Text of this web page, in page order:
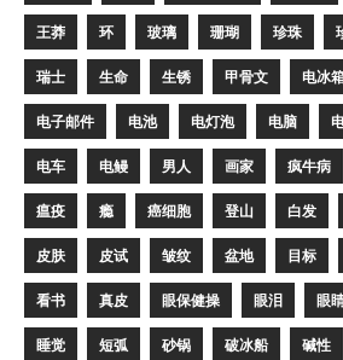
王莽 环 玻璃 珊瑚 珍珠
瑞士 生命 生锈 甲骨文 电冰
电子邮件 电池 电灯泡 电脑
电车 电鳗 男人 画家 疯牛病
瘟疫 瘾 癌细胞 登山 白发
皮肤 皮试 皱纹 盆地 目标
看书 真皮 眼保健操 眼泪 眼
睡觉 短弧 砂锅 破冰船 碱性